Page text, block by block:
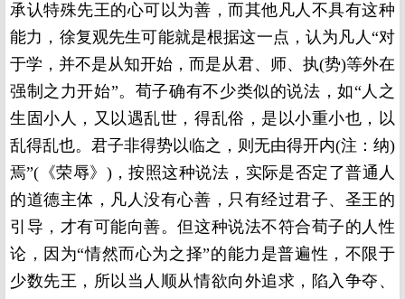
承认特殊先王的心可以为善，而其他凡人不具有这种
能力，徐复观先生可能就是根据这一点，认为凡人“对
于学，并不是从知开始，而是从君、师、执(势)等外在
强制之力开始”。荀子确有不少类似的说法，如“人之
生固小人，又以遇乱世，得乱俗，是以小重小也，以
乱得乱也。君子非得势以临之，则无由得开内(注：纳)
焉”(《荣辱》)，按照这种说法，实际是否定了普通人
的道德主体，凡人没有心善，只有经过君子、圣王的
引导，才有可能向善。但这种说法不符合荀子的人性
论，因为“情然而心为之择”的能力是普遍性，不限于
少数先王，所以当人顺从情欲向外追求，陷入争夺、